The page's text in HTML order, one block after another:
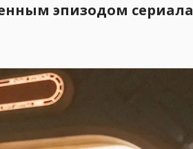
эпизодом сериала